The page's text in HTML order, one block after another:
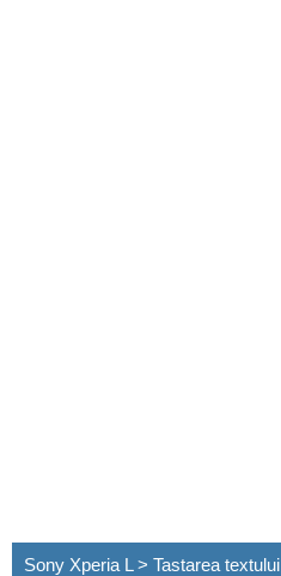
Sony Xperia L > Tastarea textului